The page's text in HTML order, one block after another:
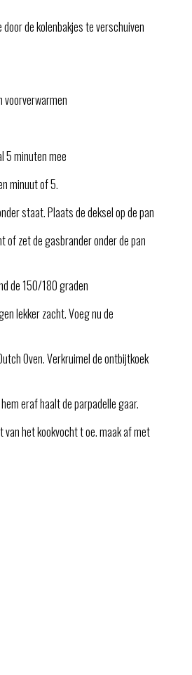
de kolenbakjes te verschuiven
voorverwarmen
5 minuten mee
minuut of 5.
staat. Plaats de deksel op de pan
of zet de gasbrander onder de pan
de 150/180 graden
lekker zacht. Voeg nu de
Oven. Verkruimel de ontbijtkoek
eraf haalt de parpadelle gaar.
het kookvocht t oe. maak af met